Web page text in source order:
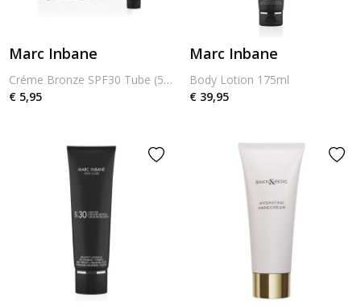
Marc Inbane
Créme Bronze SPF30 Tube (5ml)
€ 5,95
Marc Inbane
Body Lotion 175ml
€ 39,95